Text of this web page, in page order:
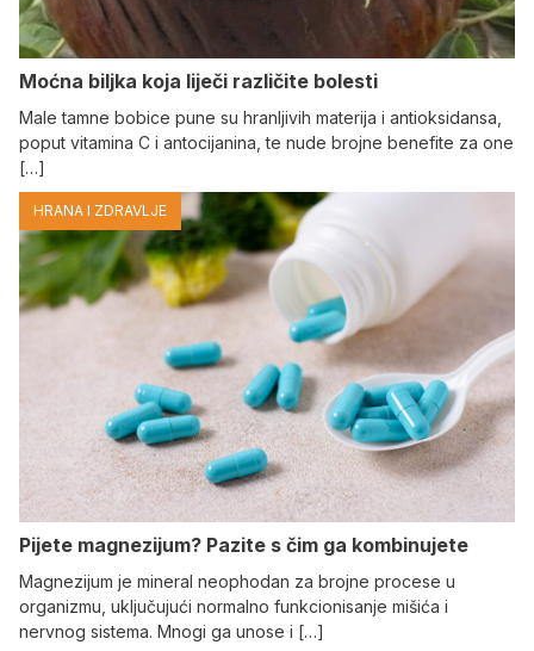
Moćna biljka koja liječi različite bolesti
Male tamne bobice pune su hranljivih materija i antioksidansa,
poput vitamina C i antocijanina, te nude brojne benefite za one
[…]
HRANA I ZDRAVLJE
Pijete magnezijum? Pazite s čim ga kombinujete
Magnezijum je mineral neophodan za brojne procese u
organizmu, uključujući normalno funkcionisanje mišića i
nervnog sistema. Mnogi ga unose i […]